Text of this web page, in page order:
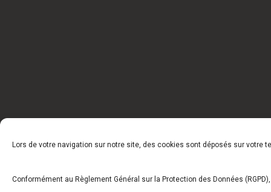
Lors de votre navigation sur notre site, des cookies sont déposés sur votre
Conformément au Règlement Général sur la Protection des Données